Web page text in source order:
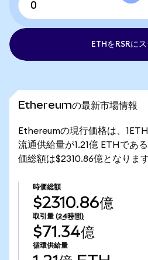
ETHをRSRに
Ethereumの最新市場情報
Ethereumの現行価格は、
流通供給量が1.21億 ETHであ
価総額は$2310.86億となります
時価総額
$2310.86億
取引量 (24時間)
$71.34億
循環供給量